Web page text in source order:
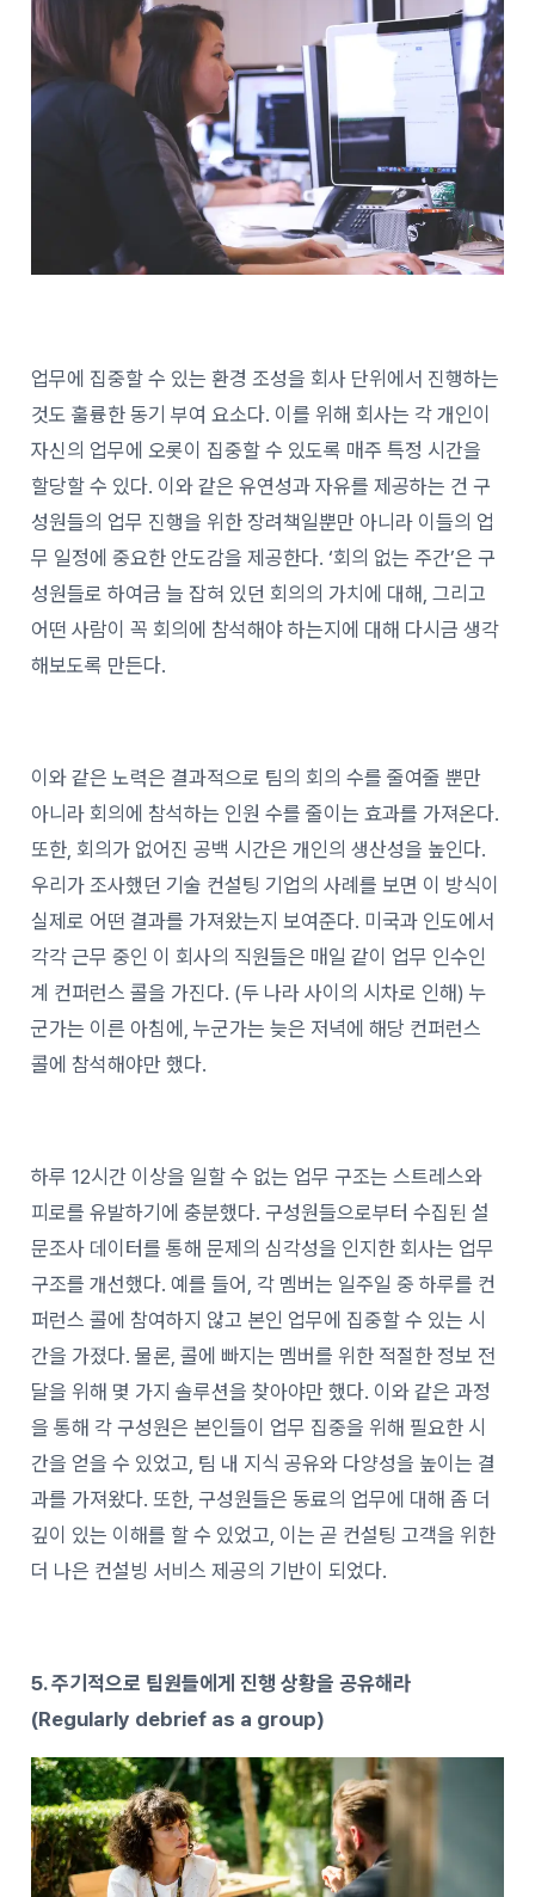
업무에 집중할 수 있는 환경 조성을 회사 단위에서 진행하는
것도 훌륭한 동기 부여 요소다. 이를 위해 회사는 각 개인이
자신의 업무에 오롯이 집중할 수 있도록 매주 특정 시간을
할당할 수 있다. 이와 같은 유연성과 자유를 제공하는 건 구
성원들의 업무 진행을 위한 장려책일뿐만 아니라 이들의 업
무 일정에 중요한 안도감을 제공한다. ‘회의 없는 주간’은 구
성원들로 하여금 늘 잡혀 있던 회의의 가치에 대해, 그리고
어떤 사람이 꼭 회의에 참석해야 하는지에 대해 다시금 생각
해보도록 만든다.
이와 같은 노력은 결과적으로 팀의 회의 수를 줄여줄 뿐만
아니라 회의에 참석하는 인원 수를 줄이는 효과를 가져온다.
또한, 회의가 없어진 공백 시간은 개인의 생산성을 높인다.
우리가 조사했던 기술 컨설팅 기업의 사례를 보면 이 방식이
실제로 어떤 결과를 가져왔는지 보여준다. 미국과 인도에서
각각 근무 중인 이 회사의 직원들은 매일 같이 업무 인수인
계 컨퍼런스 콜을 가진다. (두 나라 사이의 시차로 인해) 누
군가는 이른 아침에, 누군가는 늦은 저녁에 해당 컨퍼런스
콜에 참석해야만 했다.
하루 12시간 이상을 일할 수 없는 업무 구조는 스트레스와
피로를 유발하기에 충분했다. 구성원들으로부터 수집된 설
문조사 데이터를 통해 문제의 심각성을 인지한 회사는 업무
구조를 개선했다. 예를 들어, 각 멤버는 일주일 중 하루를 컨
퍼런스 콜에 참여하지 않고 본인 업무에 집중할 수 있는 시
간을 가졌다. 물론, 콜에 빠지는 멤버를 위한 적절한 정보 전
달을 위해 몇 가지 솔루션을 찾아야만 했다. 이와 같은 과정
을 통해 각 구성원은 본인들이 업무 집중을 위해 필요한 시
간을 얻을 수 있었고, 팀 내 지식 공유와 다양성을 높이는 결
과를 가져왔다. 또한, 구성원들은 동료의 업무에 대해 좀 더
깊이 있는 이해를 할 수 있었고, 이는 곧 컨설팅 고객을 위한
더 나은 컨설빙 서비스 제공의 기반이 되었다.
5. 주기적으로 팀원들에게 진행 상황을 공유해라
(Regularly debrief as a group)